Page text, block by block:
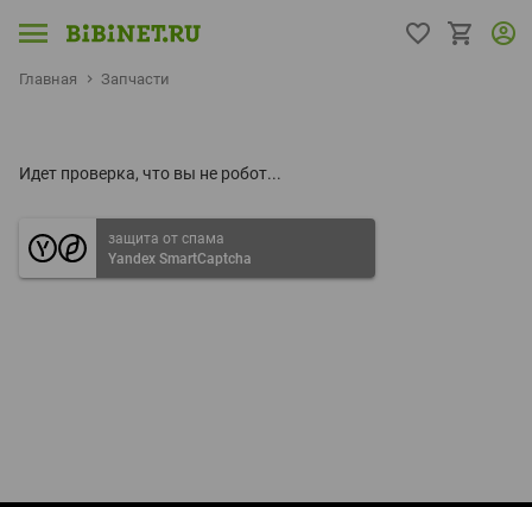
Главная Запчасти
Идет проверка, что вы не робот...
защита от спама
Yandex SmartCaptcha